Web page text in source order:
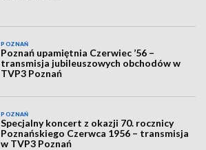
POZNAŃ
Poznań upamiętnia Czerwiec ’56 –
transmisja jubileuszowych obchodów w
TVP3 Poznań
POZNAŃ
Specjalny koncert z okazji 70. rocznicy
Poznańskiego Czerwca 1956 – transmisja
w TVP3 Poznań